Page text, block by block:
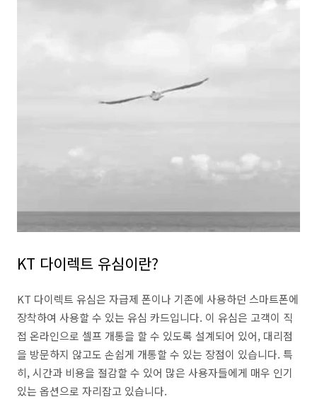
KT 다이렉트 유심이란?
KT 다이렉트 유심은 자급제 폰이나 기존에 사용하던 스마트폰에
장착하여 사용할 수 있는 유심 카드입니다. 이 유심은 고객이 직
접 온라인으로 셀프 개통을 할 수 있도록 설계되어 있어, 대리점
을 방문하지 않고도 손쉽게 개통할 수 있는 장점이 있습니다. 특
히, 시간과 비용을 절감할 수 있어 많은 사용자들에게 매우 인기
있는 옵션으로 자리잡고 있습니다.